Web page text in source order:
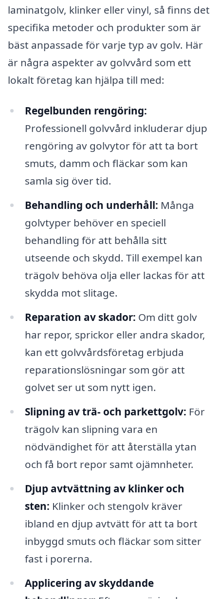
laminatgolv, klinker eller vinyl, så finns det
specifika metoder och produkter som är
bäst anpassade för varje typ av golv. Här
är några aspekter av golvvård som ett
lokalt företag kan hjälpa till med:
Regelbunden rengöring:
Professionell golvvård inkluderar djup
rengöring av golvytor för att ta bort
smuts, damm och fläckar som kan
samla sig över tid.
Behandling och underhåll: Många
golvtyper behöver en speciell
behandling för att behålla sitt
utseende och skydd. Till exempel kan
trägolv behöva olja eller lackas för att
skydda mot slitage.
Reparation av skador: Om ditt golv
har repor, sprickor eller andra skador,
kan ett golvvårdsföretag erbjuda
reparationslösningar som gör att
golvet ser ut som nytt igen.
Slipning av trä- och parkettgolv: För
trägolv kan slipning vara en
nödvändighet för att återställa ytan
och få bort repor samt ojämnheter.
Djup avtvättning av klinker och
sten: Klinker och stengolv kräver
ibland en djup avtvätt för att ta bort
inbyggd smuts och fläckar som sitter
fast i porerna.
Applicering av skyddande